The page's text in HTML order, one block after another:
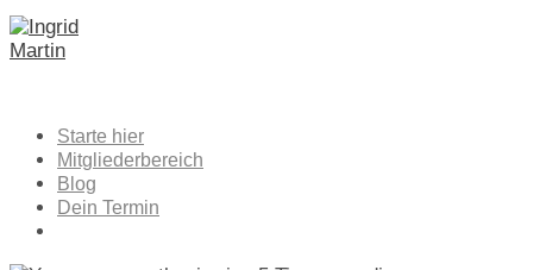
Zum
Inhalt
springen
Starte hier
Mitgliederbereich
Blog
Dein Termin